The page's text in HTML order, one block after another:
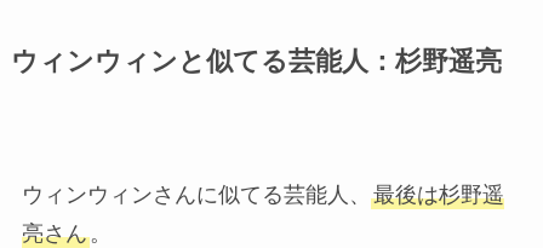
ウィンウィンと似てる芸能人：杉野遥亮
ウィンウィンさんに似てる芸能人、 最後は杉野遥
亮さん。